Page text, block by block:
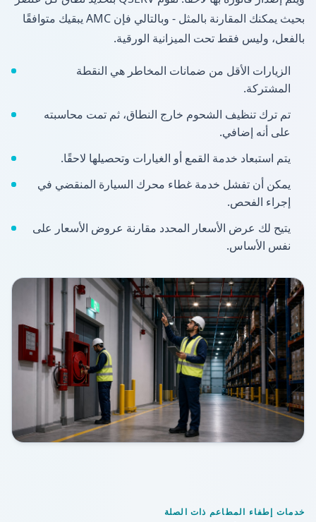
بحيث يمكنك المقارنة بالمثل - وبالتالي فإن AMC يبقيك متوافقًا
بالفعل، وليس فقط تحت الميزانية الورقية.
الزيارات الأقل من ضمانات المخاطر هي النقطة
المشتركة.
تم ترك تنظيف الشحوم خارج النطاق، ثم تمت محاسبته
على أنه إضافي.
يتم استبعاد خدمة القمع أو الغيارات وتحصيلها لاحقًا.
يمكن أن تفشل خدمة غطاء محرك السيارة المنقضي في
إجراء الفحص.
يتيح لك عرض الأسعار المحدد مقارنة عروض الأسعار على
نفس الأساس.
خدمات إطفاء المطاعم ذات الصلة